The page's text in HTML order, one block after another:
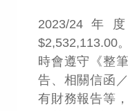
2023/24 年度
$2,532,113.00。
時會遵守《整
告、相關信函
有財務報告等 ，